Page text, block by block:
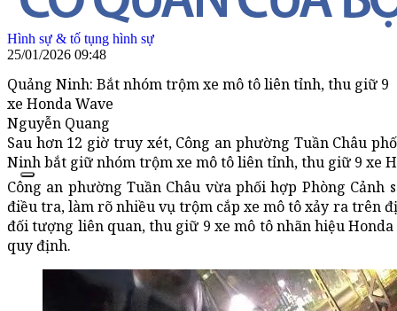
Hình sự & tố tụng hình sự
25/01/2026 09:48
Quảng Ninh: Bắt nhóm trộm xe mô tô liên tỉnh, thu giữ 9
xe Honda Wave
Nguyễn Quang
Sau hơn 12 giờ truy xét, Công an phường Tuần Châu
Ninh bắt giữ nhóm trộm xe mô tô liên tỉnh, thu giữ 9 xe
Công an phường Tuần Châu vừa phối hợp Phòng
điều tra, làm rõ nhiều vụ trộm cắp xe mô tô xảy ra trên
đối tượng liên quan, thu giữ 9 xe mô tô nhãn hiệu
quy định.